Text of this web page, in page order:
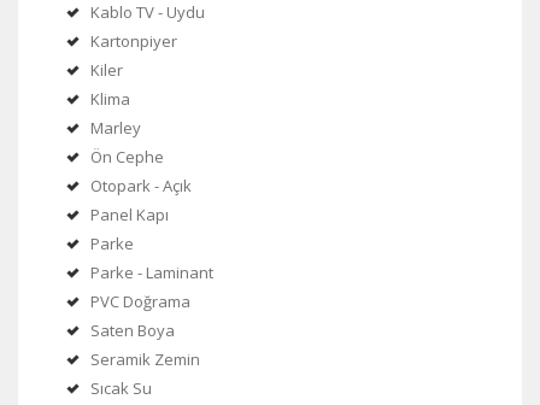
Kablo TV - Uydu
Kartonpiyer
Kiler
Klima
Marley
Ön Cephe
Otopark - Açık
Panel Kapı
Parke
Parke - Laminant
PVC Doğrama
Saten Boya
Seramik Zemin
Sıcak Su